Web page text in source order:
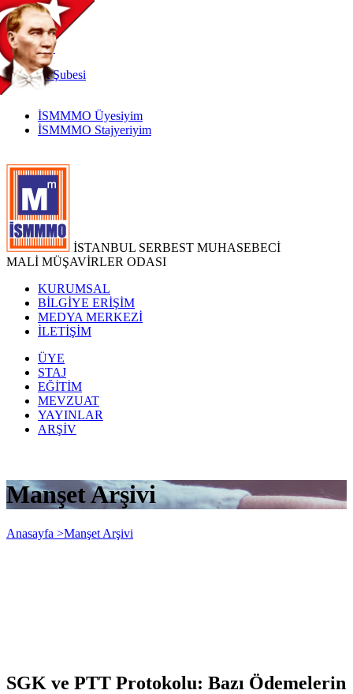
TR
|
EN
İnternetŞubesi
İSMMMO Üyesiyim
İSMMMO Stajyeriyim
İSTANBUL SERBEST MUHASEBECİ
MALİ MÜŞAVİRLER ODASI
KURUMSAL
BİLGİYE ERİŞİM
MEDYA MERKEZİ
İLETİŞİM
ÜYE
STAJ
EĞİTİM
MEVZUAT
YAYINLAR
ARŞİV
Manşet Arşivi
Anasayfa >Manşet Arşivi
SGK ve PTT Protokolu: Bazı Ödemelerin